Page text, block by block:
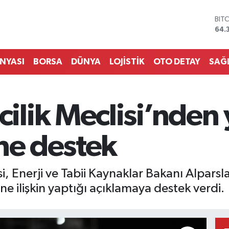
BORSA DÜNYA LOJİSTİK OTO DETAY
destek
Enerji ve Tabii Kaynaklar Bakanı
ilişkin yaptığı açıklamaya destek verdi.